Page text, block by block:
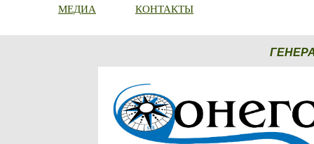
МЕДИА КОНТАКТЫ